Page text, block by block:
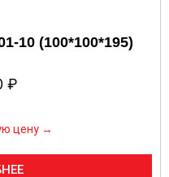
10 (100*100*195)
₽
цену →